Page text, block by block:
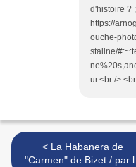
d'histoire ?
https://
ouche-
staline/
ur.<br />
< La Habanera de
"Carmen" de Bizet / par le